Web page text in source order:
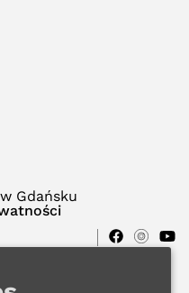
Gdańsku